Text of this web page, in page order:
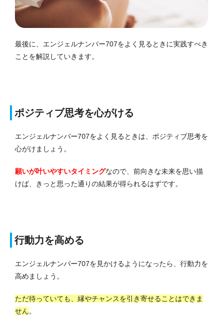
最後に、エンジェルナンバー707をよく見るときに実践すべき
ことを解説していきます。
ポジティブ思考を心がける
エンジェルナンバー707をよく見るときは、ポジティブ思考を
心がけましょう。
願いが叶いやすいタイミングなので、前向きな未来を思い描
けば、きっと思った通りの結果が得られるはずです。
行動力を高める
エンジェルナンバー707を見かけるようになったら、行動力を
高めましょう。
ただ待っていても、縁やチャンスを引き寄せることはできま
せん。